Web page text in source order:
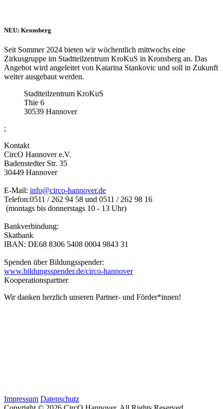
NEU: Kronsberg
Seit Sommer 2024 bieten wir wöchentlich mittwochs eine
Zirkusgruppe im Stadtteilzentrum KroKuS in Kronsberg an. Das
Angebot wird angeleitet von Katarina Stankovic und soll in Zukunft
weiter ausgebaut werden.
Stadtteilzentrum KroKuS
Thie 6
30539 Hannover
;
Kontakt
CircO Hannover e.V.
Badenstedter Str. 35
30449 Hannover
E-Mail: info@circo-hannover.de
Telefon:0511 / 262 94 58 und 0511 / 262 98 16
(montags bis donnerstags 10 - 13 Uhr)
Bankverbindung:
Skatbank
IBAN: DE68 8306 5408 0004 9843 31
Spenden über Bildungsspender:
www.bildungsspender.de/circo-hannover
Kooperationspartner
Wir danken herzlich unseren Partner- und Förder*innen!
Impressum Datenschutz